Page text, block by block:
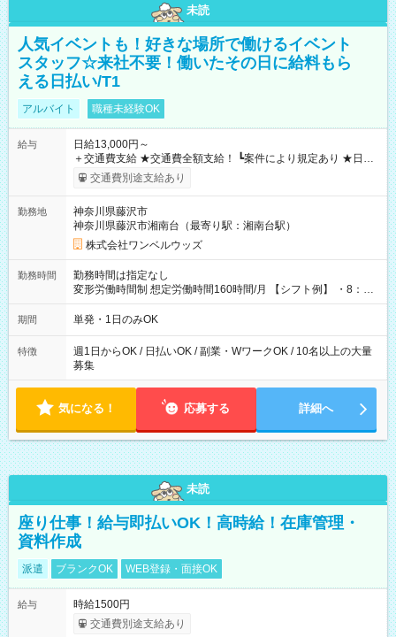
未読
人気イベントも！好きな場所で働けるイベント
スタッフ☆来社不要！働いたその日に給料もら
える日払い/T1
アルバイト 職種未経験OK
給与
日給13,000円～
＋交通費支給 ★交通費全額支給！ ┗案件により規定あり ★日払
いOK！（規定あり） ┗働いたその日に現金GET♪ お仕事後はコ
ンビニATMから 日払い分を引き落とせます！ 【試用期間】試
交通費別途支給あり
勤務地
神奈川県藤沢市
神奈川県藤沢市湘南台（最寄り駅：湘南台駅）
株式会社ワンベルウッズ
勤務時間
勤務時間は指定なし
変形労働時間制 想定労働時間160時間/月 【シフト例】 ・8：00
～21：00
期間 単発・1日のみOK
特徴
週1日からOK / 日払いOK / 副業・WワークOK / 10名以上の大量
募集
気になる！ 応募する 詳細へ
未読
座り仕事！給与即払いOK！高時給！在庫管理・
資料作成
派遣 ブランクOK WEB登録・面接OK
給与
時給1500円
交通費別途支給あり